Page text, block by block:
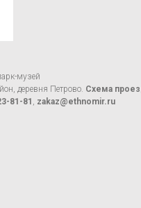
музей
деревня Петрово. Схема
81-81 , zakaz@ethnomir.ru